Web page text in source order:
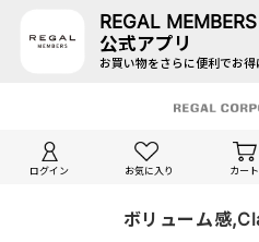
REGAL MEMBERS
公式アプリ
お買い物をさらに便利でお得
ログイン お気に入り カート
ボリューム感